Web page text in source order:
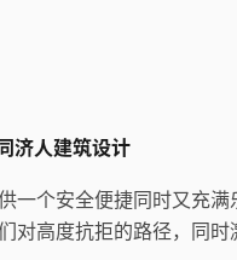
济人建筑设计
一个安全便捷同时又充
高度抗拒的路径，同时